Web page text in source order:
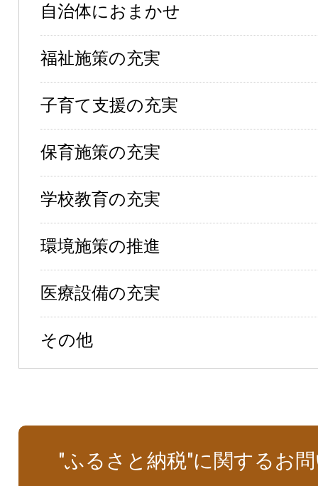
自治体におまかせ
福祉施策の充実
子育て支援の充実
保育施策の充実
学校教育の充実
環境施策の推進
医療設備の充実
その他
"ふるさと納税"に関するお